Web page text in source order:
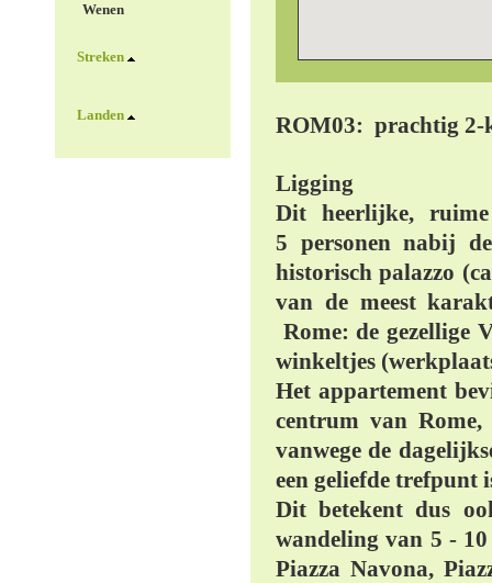
Wenen
Streken
Landen ROM03: prachtig 2-
Ligging
Dit heerlijke,
5 personen nabij
historisch palazzo
van de meest
Rome: de gezellige
winkeltjes
Het appartement
centrum van
vanwege de
een geliefde trefpunt
Dit betekent dus
wandeling van 5 -
Piazza Navona,